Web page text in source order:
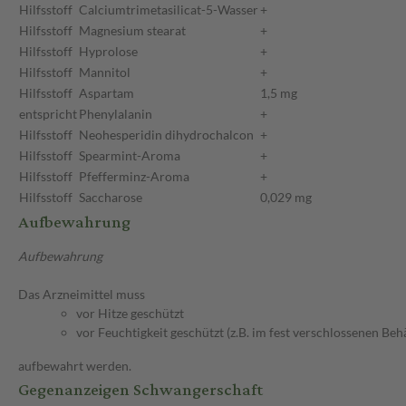
Hilfsstoff Calciumtrimetasilicat-5-Wasser +
Hilfsstoff Magnesium stearat
+
Hilfsstoff Hyprolose
+
Hilfsstoff Mannitol
+
Hilfsstoff Aspartam
1,5 mg
entsprichtPhenylalanin
+
Hilfsstoff Neohesperidin dihydrochalcon +
Hilfsstoff Spearmint-Aroma
+
Hilfsstoff Pfefferminz-Aroma
+
Hilfsstoff Saccharose 0,029 mg
Aufbewahrung
Aufbewahrung
Das Arzneimittel muss
vor Hitze geschützt
vor Feuchtigkeit geschützt (z.B. im fest verschlossenen
aufbewahrt werden.
Gegenanzeigen Schwangerschaft